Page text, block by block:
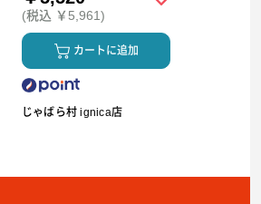
(税込 ￥5,961)
カートに追加
じゃばら村 ignica店